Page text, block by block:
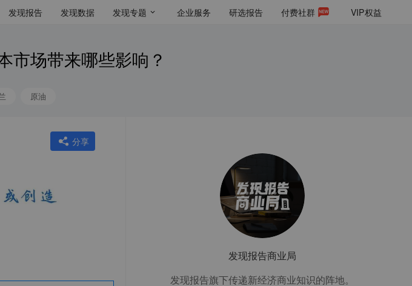
发现报告 发现数据 发现专题 企业服务 研选报告 付费社群 VIP权益
市场带来哪些影响？
原油
分享
发现报告商业局
发现报告旗下传递新经济商业知识的阵地。